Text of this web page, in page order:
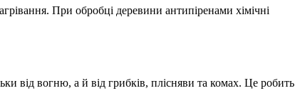
При обробці деревини антипіренами хімічні
від вогню, а й від грибків, плісняви ​​та комах. Це робить